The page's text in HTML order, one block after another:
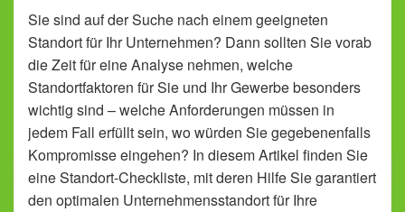
Sie sind auf der Suche nach einem geeigneten
Standort für Ihr Unternehmen? Dann sollten Sie vorab
die Zeit für eine Analyse nehmen, welche
Standortfaktoren für Sie und Ihr Gewerbe besonders
wichtig sind – welche Anforderungen müssen in
jedem Fall erfüllt sein, wo würden Sie gegebenenfalls
Kompromisse eingehen? In diesem Artikel finden Sie
eine Standort-Checkliste, mit deren Hilfe Sie garantiert
den optimalen Unternehmensstandort für Ihre